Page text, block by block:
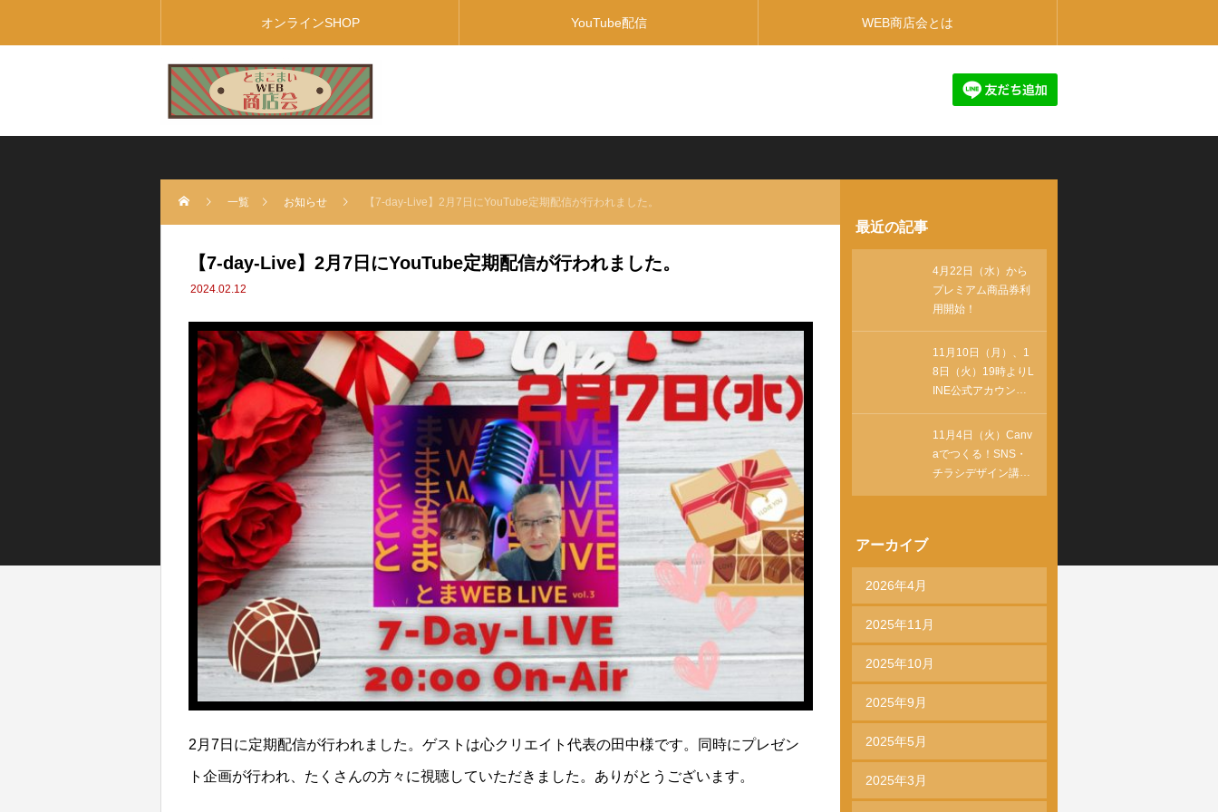
オンラインSHOP YouTube配信 WEB商店会とは
一覧 お知らせ 【7-day-Live】2月7日にYouTube定期配信が行われました。
【7-day-Live】2月7日にYouTube定期配信が行われました。
2024.02.12
2月7日に定期配信が行われました。ゲストは心クリエイト代表の田中様です。同時にプレゼン
ト企画が行われ、たくさんの方々に視聴していただきました。ありがとうございます。
最近の記事
4月22日（水）から
プレミアム商品券利
用開始！
11月10日（月）、1
8日（火）19時よりL
INE公式アカウント
11月4日（火）Canv
aでつくる！SNS・
チラシデザイン講座
アーカイブ
2026年4月
2025年11月
2025年10月
2025年9月
2025年5月
2025年3月